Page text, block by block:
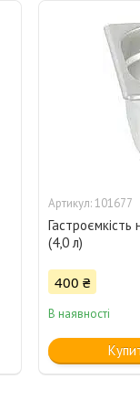
101677
(4,0 л)
400 ₴
В наявності